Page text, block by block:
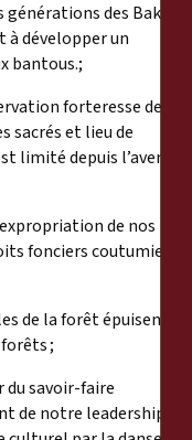
des Baka à
à développer un
bantous.;
forteresse de la
sacrés et lieu de
limité depuis l’avenue
de nos
fonciers coutumiers
de la forêt épuisent
;
du savoir-faire
de notre leadership en